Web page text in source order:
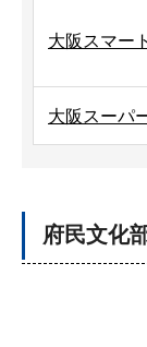
大阪スマー
大阪スーパ
府民文化